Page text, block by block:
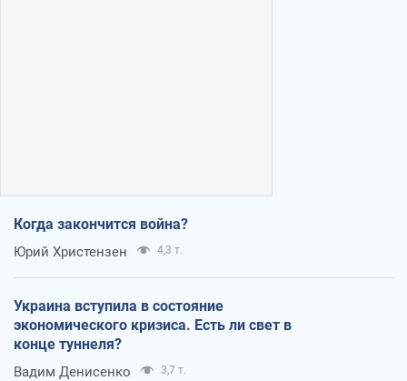
Когда закончится война?
Юрий Христензен 4,3 т.
Украина вступила в состояние
экономического кризиса. Есть ли свет в
конце туннеля?
Вадим Денисенко 3,7 т.